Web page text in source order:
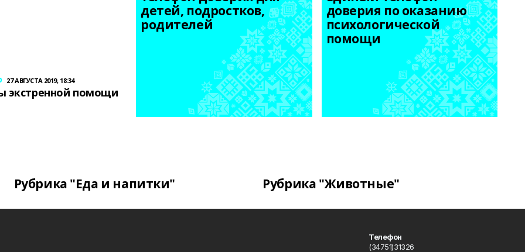
27 АВГУСТА 2019, 18:34
экстренной помощи
детей, подростков,
родителей
доверия по оказанию
психологической
помощи
Рубрика "Еда и напитки" Рубрика "Животные"
Телефон
(34751)31326